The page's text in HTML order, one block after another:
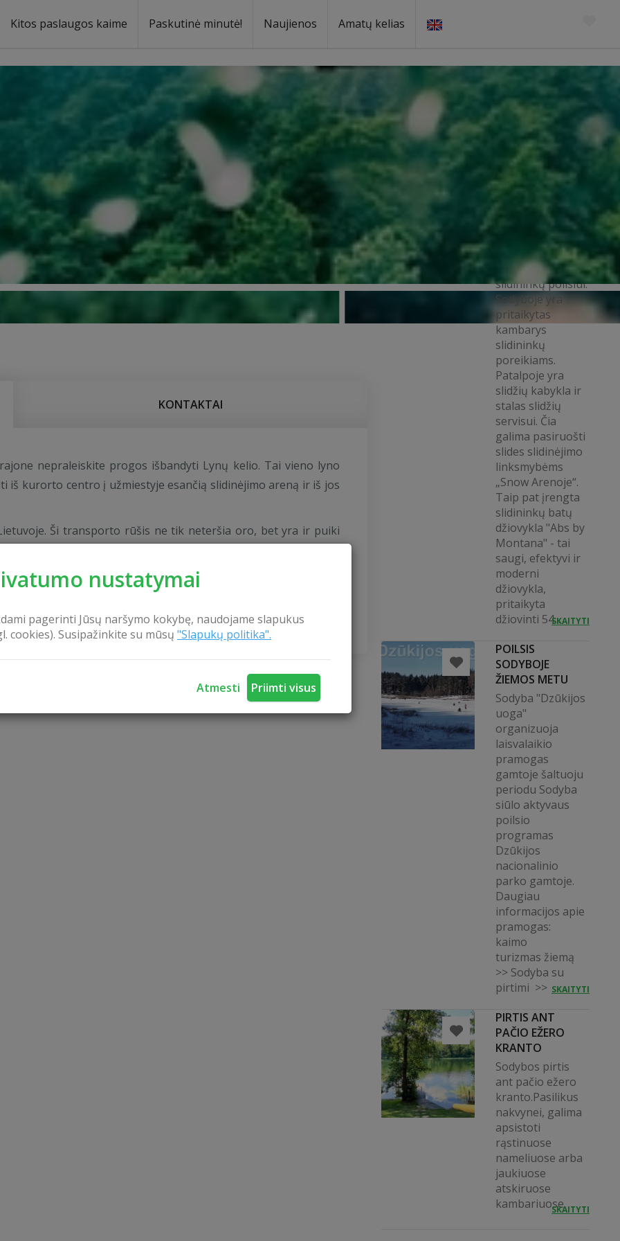
nustatymai
pagerinti Jūsų naršymo kokybę, naudojame slapukus
cookies). Susipažinkite su mūsų "Slapukų politika".
Atmesti Priimti visus
Kitos paslaugos kaime Paskutinė minutė! Naujienos Amatų kelias
KONTAKTAI
nepraleiskite progos išbandyti Lynų kelio. Tai vieno lyno
iš kurorto centro į užmiestyje esančią slidinėjimo areną ir iš jos
Ši transporto rūšis ne tik neteršia oro, bet yra ir puiki
Netoli esančios pramogos
PATOGUS
POILSIS
SLIDININKAMS
Sodyba "Ignė"
įsikūrusi netolis
vienos didžiausių
Europoje Snow
arenų, todėl tai
idealus
pasirinkimas
slidininkų poilsiui.
Sodyboje yra
pritaikytas
kambarys
slidininkų
poreikiams.
Patalpoje yra
slidžių kabykla ir
stalas slidžių
servisui. Čia
galima pasiruošti
slides slidinėjimo
linksmybėms
„Snow Arenoje“.
Taip pat įrengta
slidininkų batų
džiovykla "Abs by
Montana" - tai
saugi, efektyvi ir
moderni
džiovykla,
pritaikyta
džiovinti 54...SKAITYTI
POILSIS
SODYBOJE
ŽIEMOS METU
Sodyba "Dzūkijos
uoga"
organizuoja
laisvalaikio
pramogas
gamtoje šaltuoju
periodu Sodyba
siūlo aktyvaus
poilsio
programas
Dzūkijos
nacionalinio
parko gamtoje.
Daugiau
informacijos apie
pramogas:
kaimo
turizmas žiemą
>> Sodyba su
pirtimi >>SKAITYTI
PIRTIS ANT
PAČIO EŽERO
KRANTO
Sodybos pirtis
ant pačio ežero
kranto.Pasilikus
nakvynei, galima
apsistoti
rąstinuose
nameliuose arba
jaukiuose
atskiruose
kambariuose.SKAITYTI